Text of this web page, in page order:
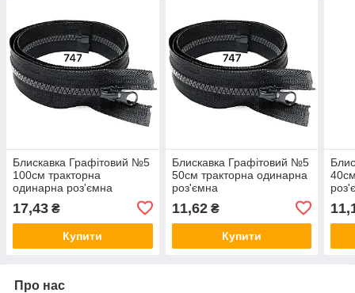
Блискавка Графітовий №5
100см тракторна
одинарна роз'ємна
17,43 ₴
Купити
Блискавка Графітовий №5
50см тракторна одинарна
роз'ємна
11,62₴
Купити
Про нас